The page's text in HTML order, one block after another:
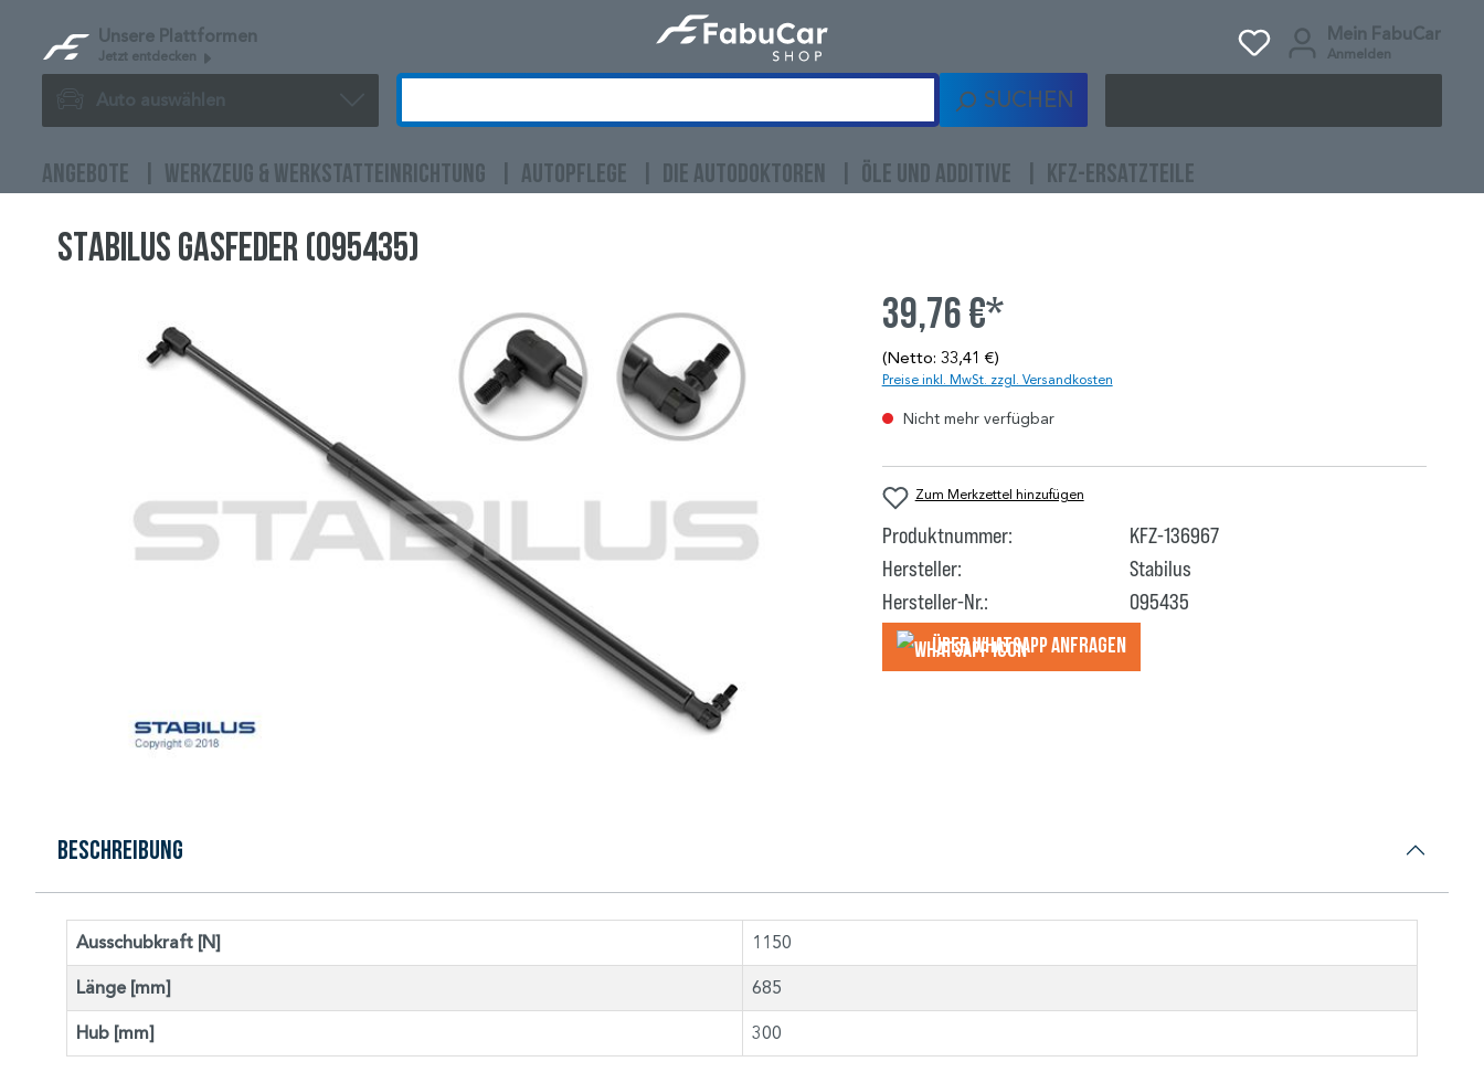
Unsere Plattformen
Jetzt entdecken
Mein FabuCar
Anmelden
Auto auswählen SUCHEN
ANGEBOTE WERKZEUG & WERKSTATTEINRICHTUNG AUTOPFLEGE DIE AUTODOKTOREN ÖLE UND ADDITIVE KFZ-ERSATZTEILE
STABILUS Gasfeder (095435)
39,76 €*
(Netto: 33,41 €)
Preise inkl. MwSt. zzgl. Versandkosten
Nicht mehr verfügbar
Zum Merkzettel hinzufügen
Produktnummer:
KFZ-136967
Hersteller:
Stabilus
Hersteller-Nr.:
095435
Über WhatsApp anfragеn
Beschreibung
Ausschubkraft [N] 1150
Länge [mm] 685
Hub [mm] 300